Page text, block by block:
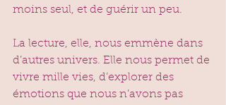
moins seul, et de guérir un peu.
La lecture, elle, nous emmène dans
d’autres univers. Elle nous permet de
vivre mille vies, d’explorer des
émotions que nous n’avons pas